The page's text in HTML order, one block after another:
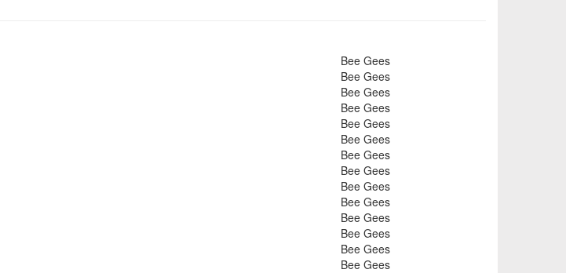
Bee Gees
Bee Gees
Bee Gees
Bee Gees
Bee Gees
Bee Gees
Bee Gees
Bee Gees
Bee Gees
Bee Gees
Bee Gees
Bee Gees
Bee Gees
Bee Gees